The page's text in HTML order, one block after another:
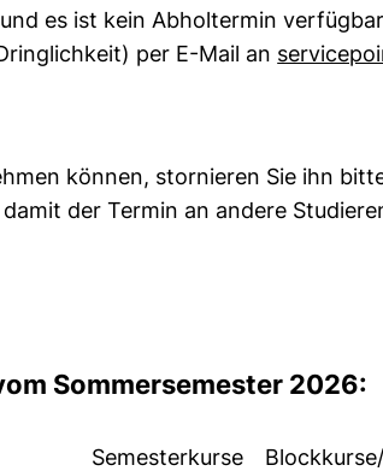
es ist kein Abholtermin
per E-Mail an
können, stornieren Sie ihn
Ihr E-Mail-Programm)
damit der Termin an andere
Sommersemester 2026:
Semesterkurse